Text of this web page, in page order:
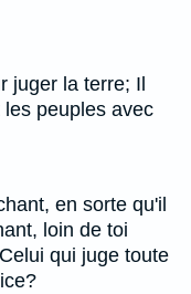
juger la terre; Il
peuples avec
en sorte qu'il
loin de toi
qui juge toute